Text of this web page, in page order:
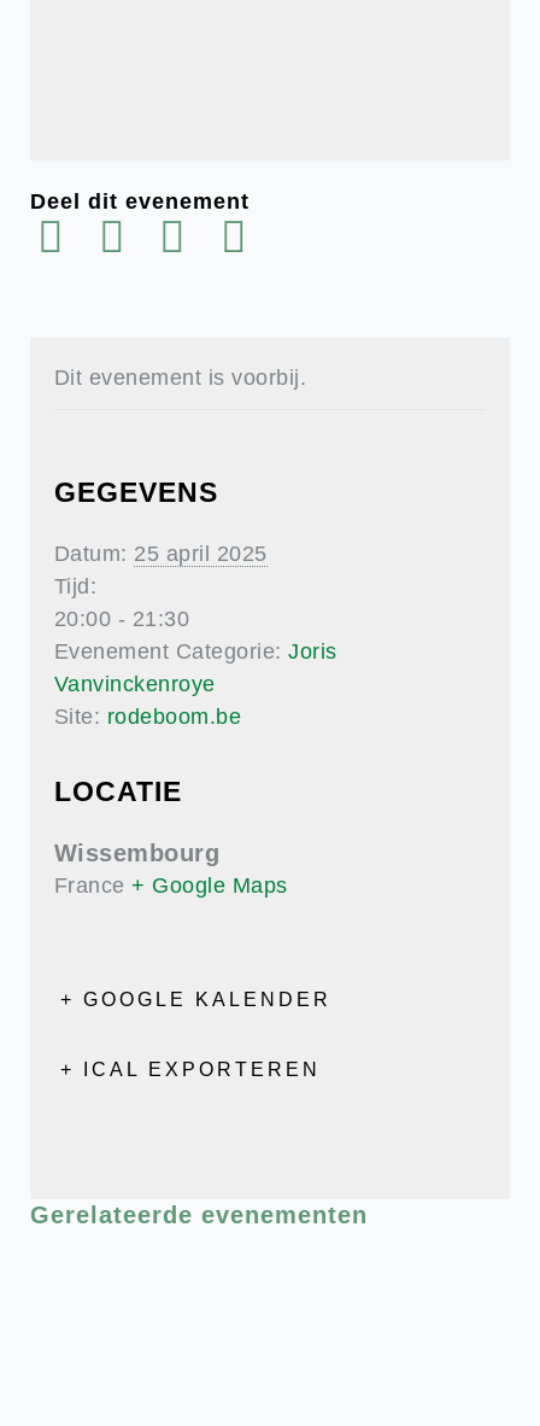
Deel dit evenement
Dit evenement is voorbij.
GEGEVENS
Datum: 25 april 2025
Tijd:
20:00 - 21:30
Evenement Categorie: Joris
Vanvinckenroye
Site: rodeboom.be
LOCATIE
Wissembourg
France + Google Maps
+ GOOGLE KALENDER
+ ICAL EXPORTEREN
Gerelateerde evenementen